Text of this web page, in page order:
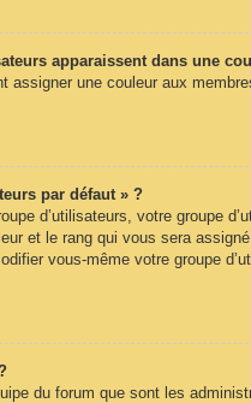
apparaissent dans une
assigner une couleur aux
par défaut » ?
d’utilisateurs, votre groupe
et le rang qui vous sera
vous-même votre groupe
du forum que sont les